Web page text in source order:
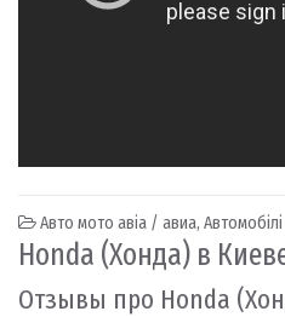
Авто мото авіа / авиа,
Honda (Хонда) в
Отзывы про Honda